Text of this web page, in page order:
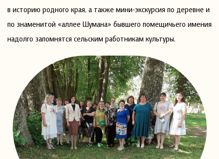
в историю родного края, а также мини-экскурсия по деревне и
по знаменитой «аллее Шумана» бывшего помещичьего имения
надолго запомнятся сельским работникам культуры.